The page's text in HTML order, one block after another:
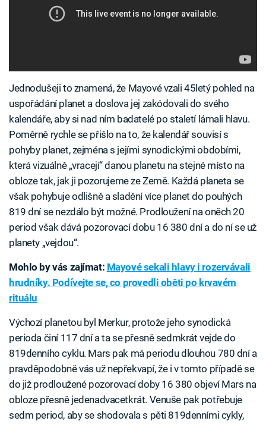
Jednodušeji to znamená, že Mayové vzali 45letý pohled na
uspořádání planet a doslova jej zakódovali do svého
kalendáře, aby si nad ním badatelé po staletí lámali hlavu.
Poměrně rychle se přišlo na to, že kalendář souvisí s
pohyby planet, zejména s jejími synodickými obdobími,
která vizuálně „vracejí“ danou planetu na stejné místo na
obloze tak, jak ji pozorujeme ze Země. Každá planeta se
však pohybuje odlišně a sladění více planet do pouhých
819 dní se nezdálo být možné. Prodloužení na oněch 20
period však dává pozorovací dobu 16 380 dní a do ní se už
planety „vejdou“.
Mohlo by vás zajímat: Mayové sekali hlavy i rozervávali
hrudníky. Podívejte se, co provedli oběti po krvavém
rituálu
Výchozí planetou byl Merkur, protože jeho synodická
perioda činí 117 dní a ta se přesně sedmkrát vejde do
819denního cyklu. Mars pak má periodu dlouhou 780 dní a
pravděpodobně vás už nepřekvapí, že i v tomto případě se
do již prodloužené pozorovací doby 16 380 objeví Mars na
obloze přesně jedenadvacetkrát. Venuše pak potřebuje
sedm period, aby se shodovala s pěti 819denními cykly,